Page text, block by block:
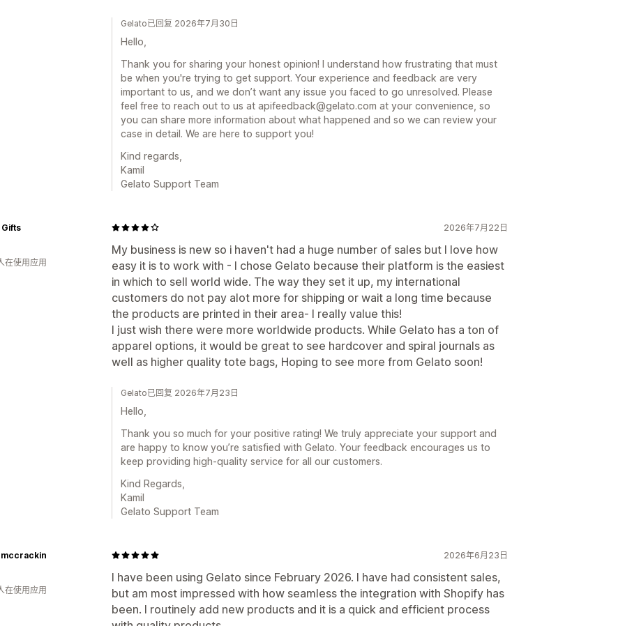
Gelato已回复 2026年7月30日
Hello,
Thank you for sharing your honest opinion! I understand how frustrating that must
be when you're trying to get support. Your experience and feedback are very
important to us, and we don’t want any issue you faced to go unresolved. Please
feel free to reach out to us at apifeedback@gelato.com at your convenience, so
you can share more information about what happened and so we can review your
case in detail. We are here to support you!
Kind regards,
Kamil
Gelato Support Team
2026年7月22日
My business is new so i haven't had a huge number of sales but I love how
easy it is to work with - I chose Gelato because their platform is the easiest
in which to sell world wide. The way they set it up, my international
customers do not pay alot more for shipping or wait a long time because
the products are printed in their area- I really value this!
I just wish there were more worldwide products. While Gelato has a ton of
apparel options, it would be great to see hardcover and spiral journals as
well as higher quality tote bags, Hoping to see more from Gelato soon!
在使用应用
Gelato已回复 2026年7月23日
Hello,
Thank you so much for your positive rating! We truly appreciate your support and
are happy to know you’re satisfied with Gelato. Your feedback encourages us to
keep providing high-quality service for all our customers.
Kind Regards,
Kamil
Gelato Support Team
2026年6月23日
I have been using Gelato since February 2026. I have had consistent sales,
but am most impressed with how seamless the integration with Shopify has
been. I routinely add new products and it is a quick and efficient process
在使用应用